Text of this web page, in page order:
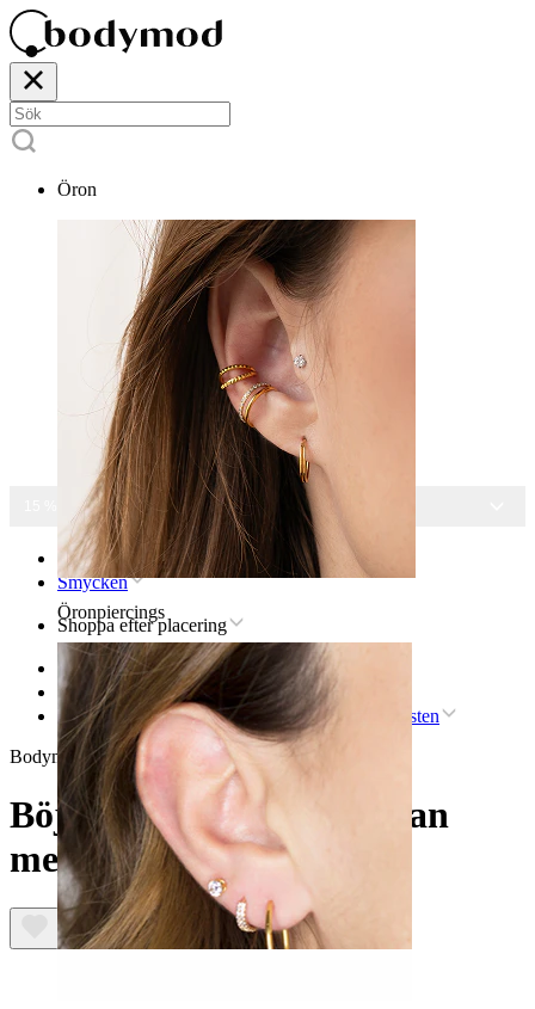
Öron
Öronpiercings
15 % RABATT PÅ ALLA SMYCKEN
Hem
Smycken
Shoppa efter placering
Läpp
Läppiercingsmycke i titan
Böjd barbell gjord av titan med intern tråd och sten
Bodymod Premium
Böjd barbell gjord av titan
med intern tråd och sten